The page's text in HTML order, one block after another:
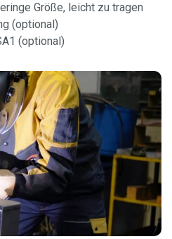
Größe, leicht zu tragen
(optional)
(optional)